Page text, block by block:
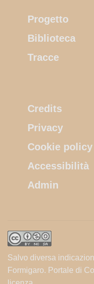
Progetto
Biblioteca
Tracce
Credits
Privacy
Cookie policy
Accessibilità
Admin
Salvo diversa
Formigaro. Portale di